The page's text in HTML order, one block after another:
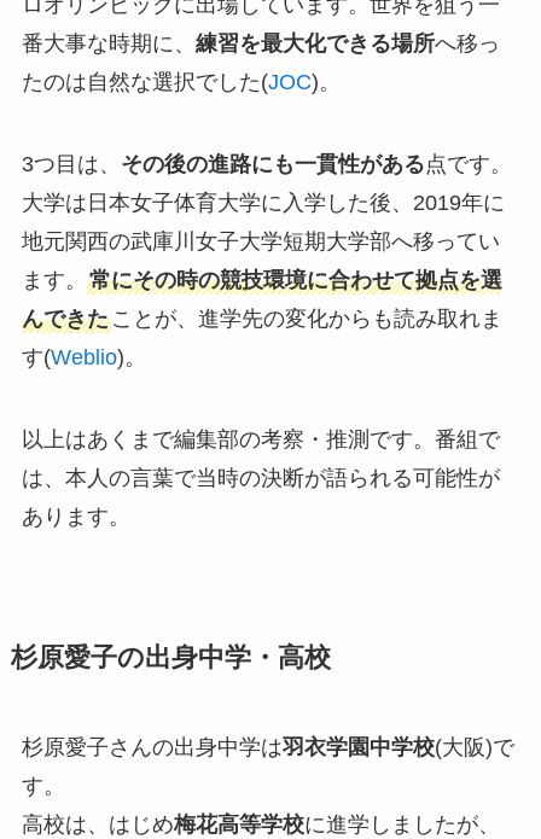
ロオリンピックに出場しています。世界を狙う一
番大事な時期に、 練習を最大化できる場所へ移っ
たのは自然な選択でした(JOC)。
3つ目は、 その後の進路にも一貫性がある点です。
大学は日本女子体育大学に入学した後、2019年に
地元関西の武庫川女子大学短期大学部へ移ってい
ます。 常にその時の競技環境に合わせて拠点を選
んできたことが、進学先の変化からも読み取れま
す(Weblio)。
以上はあくまで編集部の考察・推測です。番組で
は、本人の言葉で当時の決断が語られる可能性が
あります。
杉原愛子の出身中学・高校
杉原愛子さんの出身中学は羽衣学園中学校(大阪)で
す。
高校は、はじめ梅花高等学校に進学しましたが、